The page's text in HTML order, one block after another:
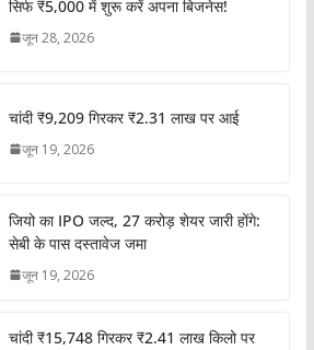
सिर्फ ₹5,000 में शुरू करें अपना बिजनेस!
जून 28, 2026
चांदी ₹9,209 गिरकर ₹2.31 लाख पर आई
जून 19, 2026
जियो का IPO जल्द, 27 करोड़ शेयर जारी होंगे:
सेबी के पास दस्तावेज जमा
जून 19, 2026
चांदी ₹15,748 गिरकर ₹2.41 लाख किलो पर